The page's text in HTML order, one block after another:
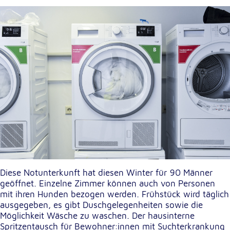
Diese Notunterkunft hat diesen Winter für 90 Männer
geöffnet. Einzelne Zimmer können auch von Personen
mit ihren Hunden bezogen werden. Frühstück wird täglich
ausgegeben, es gibt Duschgelegenheiten sowie die
Möglichkeit Wäsche zu waschen. Der hausinterne
Spritzentausch für Bewohner:innen mit Suchterkrankung